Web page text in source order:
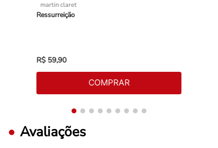
martin claret
Ressurreição
R$ 59,90
COMPRAR
Avaliações